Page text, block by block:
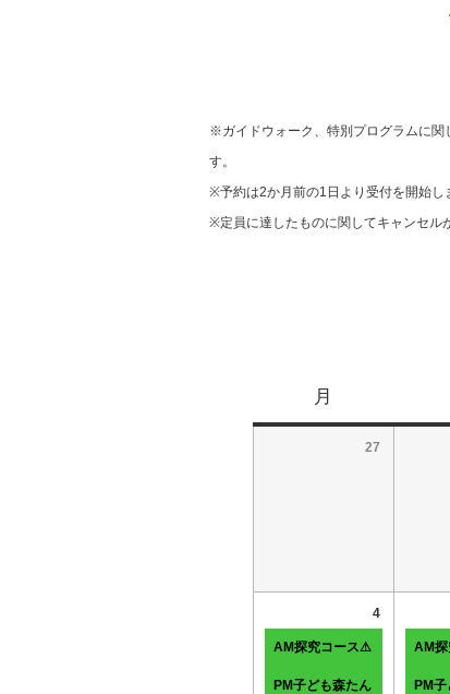
※ガイドウォーク、特別プログラムに関
す。
※予約は2か月前の1日より受付を開始し
※定員に達したものに関してキャンセル
月
27
4
AM探究コース⚠
PM子ども森たん
AM
PM子